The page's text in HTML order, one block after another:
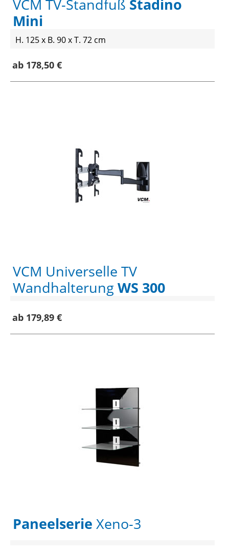
VCM TV-Standfuß Stadino
Mini
H. 125 x B. 90 x T. 72 cm
ab 178,50 €
VCM Universelle TV
WandhalterungWS 300
ab 179,89 €
Paneelserie Xeno-3